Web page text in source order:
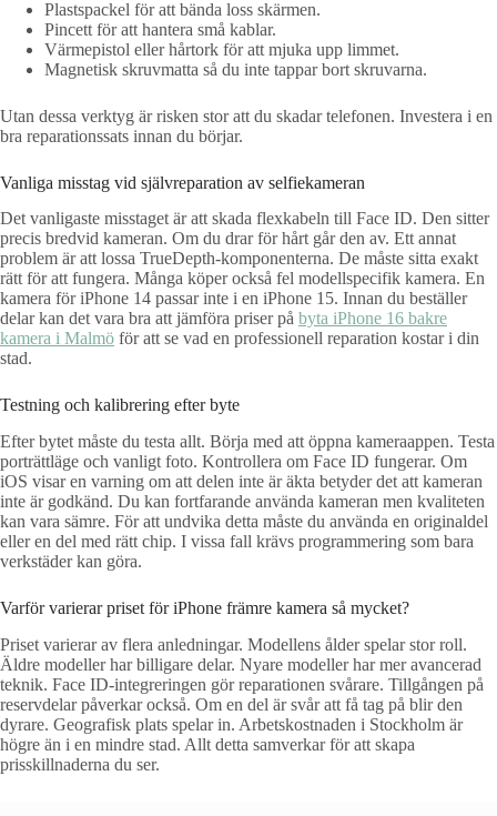
Plastspackel för att bända loss skärmen.
Pincett för att hantera små kablar.
Värmepistol eller hårtork för att mjuka upp limmet.
Magnetisk skruvmatta så du inte tappar bort skruvarna.
Utan dessa verktyg är risken stor att du skadar telefonen. Investera i en
bra reparationssats innan du börjar.
Vanliga misstag vid självreparation av selfiekameran
Det vanligaste misstaget är att skada flexkabeln till Face ID. Den sitter
precis bredvid kameran. Om du drar för hårt går den av. Ett annat
problem är att lossa TrueDepth-komponenterna. De måste sitta exakt
rätt för att fungera. Många köper också fel modellspecifik kamera. En
kamera för iPhone 14 passar inte i en iPhone 15. Innan du beställer
delar kan det vara bra att jämföra priser på byta iPhone 16 bakre
kamera i Malmö för att se vad en professionell reparation kostar i din
stad.
Testning och kalibrering efter byte
Efter bytet måste du testa allt. Börja med att öppna kameraappen. Testa
porträttläge och vanligt foto. Kontrollera om Face ID fungerar. Om
iOS visar en varning om att delen inte är äkta betyder det att kameran
inte är godkänd. Du kan fortfarande använda kameran men kvaliteten
kan vara sämre. För att undvika detta måste du använda en originaldel
eller en del med rätt chip. I vissa fall krävs programmering som bara
verkstäder kan göra.
Varför varierar priset för iPhone främre kamera så mycket?
Priset varierar av flera anledningar. Modellens ålder spelar stor roll.
Äldre modeller har billigare delar. Nyare modeller har mer avancerad
teknik. Face ID-integreringen gör reparationen svårare. Tillgången på
reservdelar påverkar också. Om en del är svår att få tag på blir den
dyrare. Geografisk plats spelar in. Arbetskostnaden i Stockholm är
högre än i en mindre stad. Allt detta samverkar för att skapa
prisskillnaderna du ser.